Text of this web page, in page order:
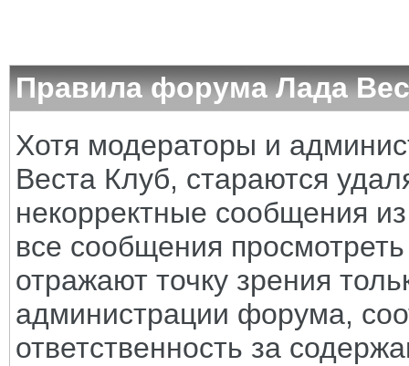
Правила форума Лада
Хотя модераторы и
Веста Клуб, стараются
некорректные сообщения
все сообщения
отражают точку зрения
администрации форума,
ответственность за